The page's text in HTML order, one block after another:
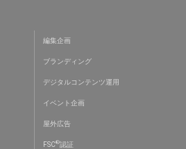
編集企画
ブランディング
デジタルコンテンツ運用
イベント企画
屋外広告
FSC®認証